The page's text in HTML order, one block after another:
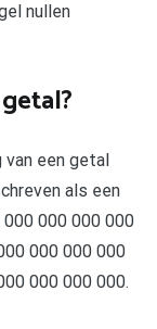
nullen
een getal
als een
000 000 000 000
000 000 000
000 000 000.